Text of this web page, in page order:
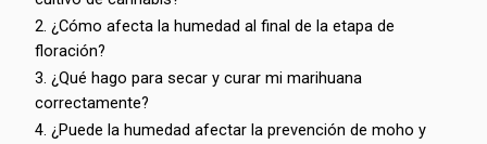
2. ¿Cómo afecta la humedad al final de la etapa de
floración?
3. ¿Qué hago para secar y curar mi marihuana
correctamente?
4. ¿Puede la humedad afectar la prevención de moho y